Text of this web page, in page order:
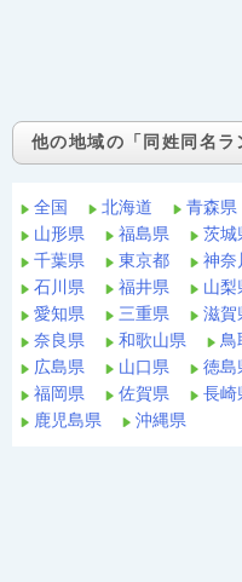
他の地域の「同姓同名ラ
全国 北海道 青森県
山形県
福島県 茨城
千葉県
東京都 神奈
石川県
福井県 山梨
愛知県
三重県 滋賀
奈良県
和歌山県 鳥
広島県
山口県 徳島
福岡県
佐賀県 長崎
鹿児島県
沖縄県